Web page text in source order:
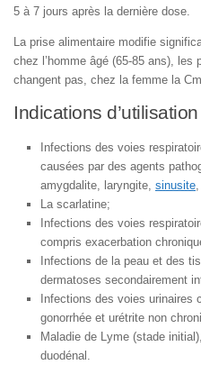
5 à 7 jours après la dernière dose.
La prise alimentaire modifie
chez l’homme âgé (65-85 ans), les
changent pas, chez la femme la
Indications
Infections des voies
causées par des agents
amygdalite, laryngite, sinusite
La scarlatine;
Infections des voies
compris exacerbation
Infections de la peau et des
dermatoses secondairement
Infections des voies urinaires
gonorrhée et urétrite non
Maladie de Lyme (stade
duodénal.